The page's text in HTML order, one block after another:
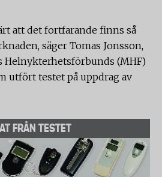
att det fortfarande finns så
säger Tomas Jonsson,
Helnykterhetsförbunds (MHF)
utfört testet på uppdrag av
FRÅN TESTET